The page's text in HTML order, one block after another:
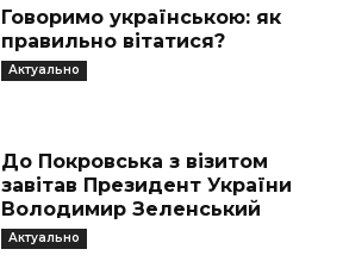
Говоримо українською: як
правильно вітатися?
Актуально
До Покровська з візитом
завітав Президент України
Володимир Зеленський
Актуально